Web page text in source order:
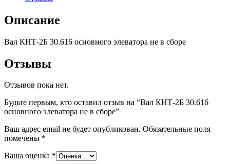
Описание
Вал КНТ-2Б 30.616 основного элеватора не в сборе
Отзывы
Отзывов пока нет.
Будьте первым, кто оставил отзыв на “Вал КНТ-2Б 30.616
основного элеватора не в сборе”
Ваш адрес email не будет опубликован. Обязательные поля
помечены *
Ваша оценка *